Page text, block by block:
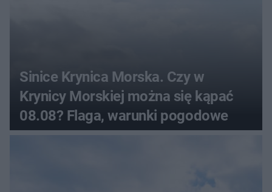
Sinice Krynica Morska. Czy w
Krynicy Morskiej można się kąpać
08.08? Flaga, warunki pogodowe